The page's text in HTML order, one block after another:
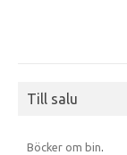
Till salu
Böcker om bin.